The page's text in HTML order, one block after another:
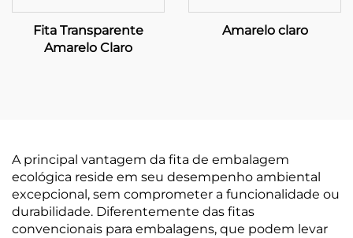
Fita Transparente
Amarelo Claro
Amarelo claro
A principal vantagem da fita de embalagem
ecológica reside em seu desempenho ambiental
excepcional, sem comprometer a funcionalidade ou
durabilidade. Diferentemente das fitas
convencionais para embalagens, que podem levar